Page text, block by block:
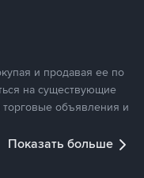
и продавая ее по
на существующие
торговые объявления и
Показать больше